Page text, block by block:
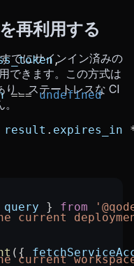
,
=== undefined
result . expires_in
current
({
再利用する
でにサインイン済みの
できます。この方式は
り、ステートレスな CI
query } from
current